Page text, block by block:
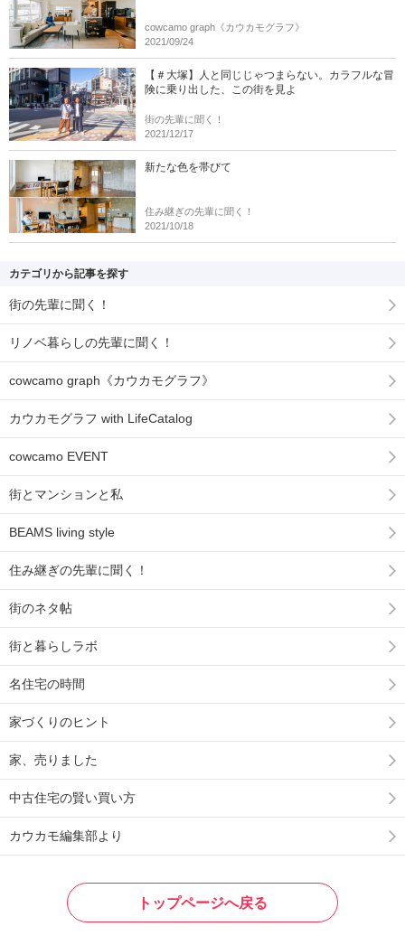
cowcamo graph《カウカモグラフ》
2021/09/24
【＃大塚】人と同じじゃつまらない。カラフルな冒
険に乗り出した、この街を見よ
街の先輩に聞く！
2021/12/17
新たな色を帯びて
住み継ぎの先輩に聞く！
2021/10/18
カテゴリから記事を探す
街の先輩に聞く！
リノベ暮らしの先輩に聞く！
cowcamo graph《カウカモグラフ》
カウカモグラフ with LifeCatalog
cowcamo EVENT
街とマンションと私
BEAMS living style
住み継ぎの先輩に聞く！
街のネタ帖
街と暮らしラボ
名住宅の時間
家づくりのヒント
家、売りました
中古住宅の賢い買い方
カウカモ編集部より
トップページへ戻る